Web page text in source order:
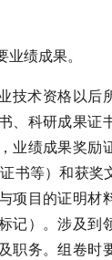
业绩成果。
技术资格以后
、科研成果证
业绩成果奖励
书等）和获奖
项目的证明材
记）。涉及到
职务。组卷时